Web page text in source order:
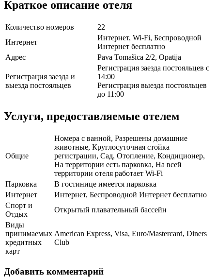
Краткое описание отеля
Количество номеров
22
Интернет
Интернет, Wi-Fi, Беспроводной
Интернет бесплатно
Адрес
Pava Tomašica 2/2, Opatija
Регистрация заезда и
выезда постояльцев
Регистрация заезда постояльцев с
14:00
Регистрация выезда постояльцев
до 11:00
Услуги, предоставляемые отелем
Общие
Номера с ванной, Разрешены домашние
животные, Круглосуточная стойка
регистрации, Сад, Отопление, Кондиционер,
На территории есть парковка, На всей
территории отеля работает Wi-Fi
Парковка
В гостинице имеется парковка
Интернет
Интернет, Беспроводной Интернет бесплатно
Спорт и
Отдых
Открытый плавательный бассейн
Виды
принимаемых
кредитных
карт
American Express, Visa, Euro/Mastercard, Diners
Club
Добавить комментарий